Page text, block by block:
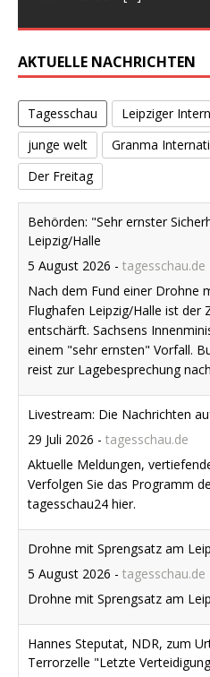
AKTUELLE NACHRICHTEN
Tagesschau Leipziger
junge welt
Granma
Der Freitag
Behörden: "Sehr ernster
Leipzig/Halle
5 August 2026 - tagesschau.de
Nach dem Fund einer Drohne
Flughafen Leipzig/Halle ist der
entschärft. Sachsens
einem "sehr ernsten" Vorfall.
reist zur Lagebesprechung
Livestream: Die Nachrichten
29 Juli 2026 - tagesschau.de
Aktuelle Meldungen,
Verfolgen Sie das Programm
tagesschau24 hier.
Drohne mit Sprengsatz am
5 August 2026 - tagesschau.de
Drohne mit Sprengsatz am
Hannes Steputat, NDR, zum
Terrorzelle "Letzte